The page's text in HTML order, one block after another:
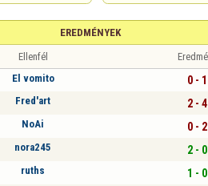
EREDMÉNYEK
Ellenfél
El vomito 0 - 1
Fred'art 2 - 4
NoAi 0 - 2
nora245 2 - 0
ruths 1 - 0